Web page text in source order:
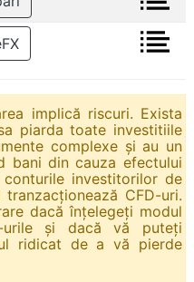
implică riscuri. Exista
piarda toate investitiile
complexe și au un
bani din cauza efectului
investitorilor de
CFD-uri.
dacă înțelegeți modul
urile și dacă vă puteți
ridicat de a vă pierde